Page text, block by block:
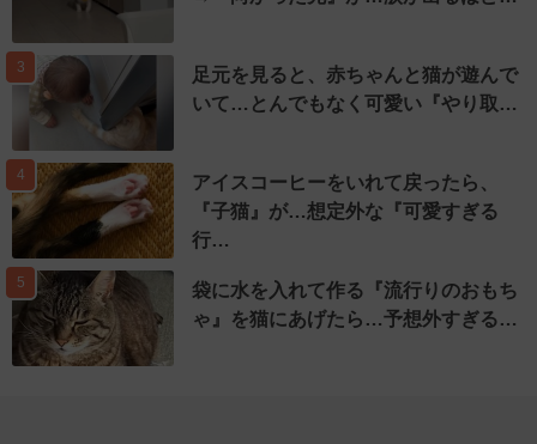
3
足元を見ると、赤ちゃんと猫が遊んで
いて…とんでもなく可愛い『やり取…
4
アイスコーヒーをいれて戻ったら、
『子猫』が…想定外な『可愛すぎる
行…
5
袋に水を入れて作る『流行りのおもち
ゃ』を猫にあげたら…予想外すぎる…